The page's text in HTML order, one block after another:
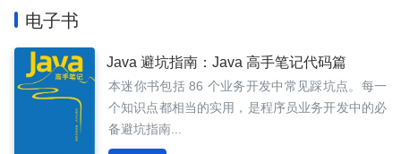
电子书
Java 避坑指南：Java 高手笔记代码篇
本迷你书包括 86 个业务开发中常见踩坑点。每一
个知识点都相当的实用，是程序员业务开发中的必
备避坑指南...